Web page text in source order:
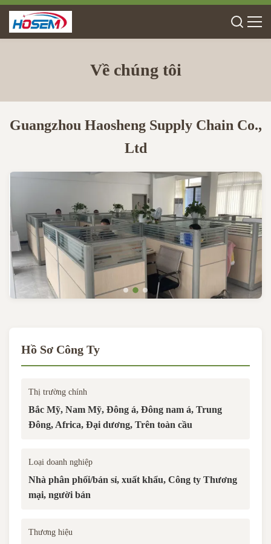
Về chúng tôi
Guangzhou Haosheng Supply Chain Co.,
Ltd
Hồ Sơ Công Ty
Thị trường chính
Bắc Mỹ, Nam Mỹ, Đông á, Đông nam á, Trung
Đông, Africa, Đại dương, Trên toàn cầu
Loại doanh nghiệp
Nhà phân phối/bán sỉ, xuất khẩu, Công ty Thương
mại, người bán
Thương hiệu